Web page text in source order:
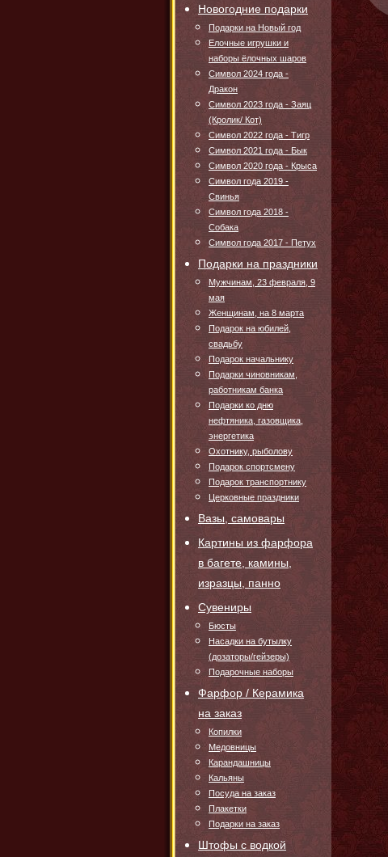
Новогодние подарки
Подарки на Новый год
Елочные игрушки и
наборы ёлочных шаров
Символ 2024 года -
Дракон
Символ 2023 года - Заяц
(Кролик/ Кот)
Символ 2022 года - Тигр
Символ 2021 года - Бык
Символ 2020 года - Крыса
Символ года 2019 -
Свинья
Символ года 2018 -
Собака
Символ года 2017 - Петух
Подарки на праздники
Мужчинам, 23 февраля, 9
мая
Женщинам, на 8 марта
Подарок на юбилей,
свадьбу
Подарок начальнику
Подарки чиновникам,
работникам банка
Подарки ко дню
нефтяника, газовщика,
энергетика
Охотнику, рыболову
Подарок спортсмену
Подарок транспортнику
Церковные праздники
Вазы, самовары
Картины из фарфора
в багете, камины,
изразцы, панно
Сувениры
Бюсты
Насадки на бутылку
(дозаторы/гейзеры)
Подарочные наборы
Фарфор / Керамика
на заказ
Копилки
Медовницы
Карандашницы
Кальяны
Посуда на заказ
Плакетки
Подарки на заказ
Штофы с водкой